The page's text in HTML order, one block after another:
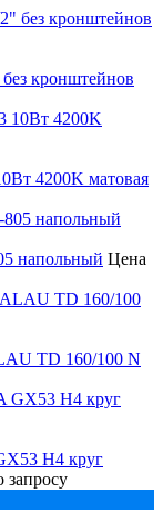
кронштейнов
4200K матовая
напольный Цена
TD 160/100 N
H4 круг
запросу